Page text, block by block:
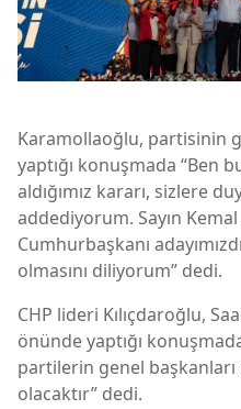
Karamollaoğlu, partisinin
yaptığı konuşmada “Ben
aldığımız kararı, sizlere
addediyorum. Sayın
Cumhurbaşkanı
olmasını diliyorum” dedi.
CHP lideri Kılıçdaroğlu,
önünde yaptığı
partilerin genel başkanları
olacaktır” dedi.